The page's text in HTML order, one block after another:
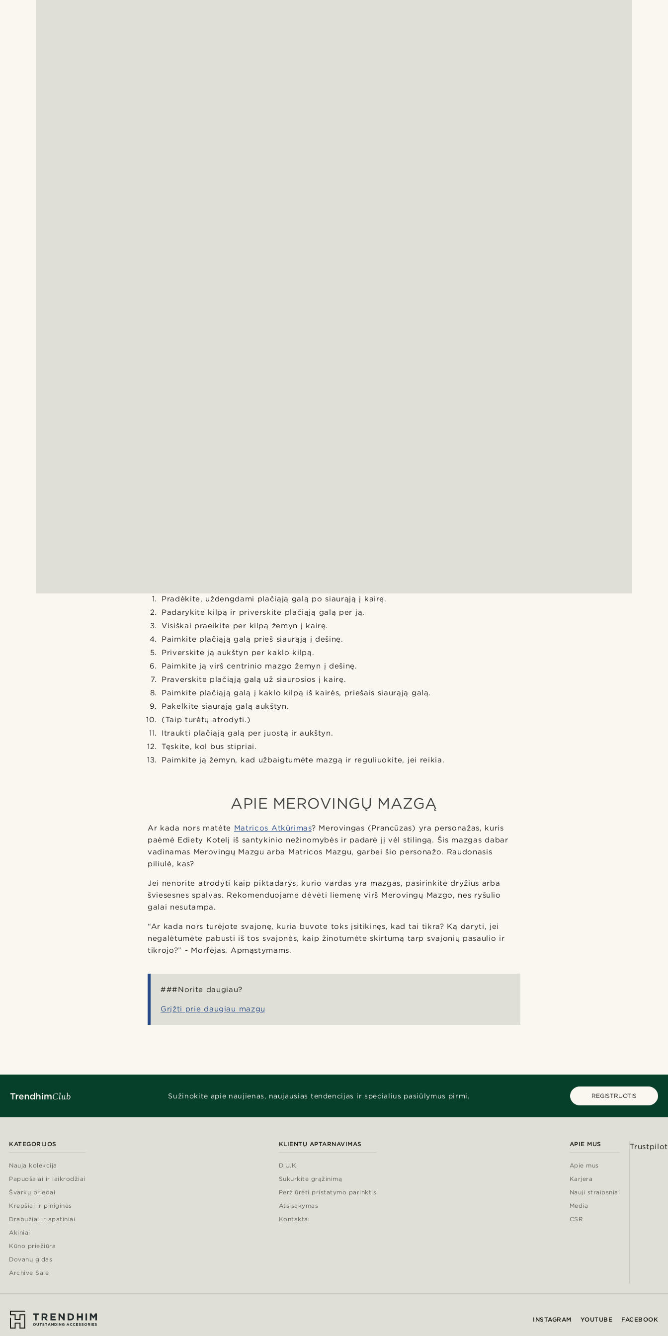
Pradėkite, uždengdami plačiąją galą po siaurąją į kairę.
Padarykite kilpą ir priverskite plačiąją galą per ją.
Visiškai praeikite per kilpą žemyn į kairę.
Paimkite plačiąją galą prieš siaurąją į dešinę.
Priverskite ją aukštyn per kaklo kilpą.
Paimkite ją virš centrinio mazgo žemyn į dešinę.
Praverskite plačiąją galą už siaurosios į kairę.
Paimkite plačiąją galą į kaklo kilpą iš kairės, priešais siaurąją galą.
Pakelkite siaurąją galą aukštyn.
(Taip turėtų atrodyti.)
Itraukti plačiąją galą per juostą ir aukštyn.
Tęskite, kol bus stipriai.
Paimkite ją žemyn, kad užbaigtumėte mazgą ir reguliuokite, jei reikia.
APIE MEROVINGŲ MAZGĄ
Ar kada nors matėte Matricos Atkūrimas? Merovingas (Prancūzas) yra personažas, kuris
paėmė Ediety Kotelį iš santykinio nežinomybės ir padarė jį vėl stilingą. Šis mazgas dabar
vadinamas Merovingų Mazgu arba Matricos Mazgu, garbei šio personažo. Raudonasis
piliulė, kas?
Jei nenorite atrodyti kaip piktadarys, kurio vardas yra mazgas, pasirinkite dryžius arba
šviesesnes spalvas. Rekomenduojame dėvėti liemenę virš Merovingų Mazgo, nes ryšulio
galai nesutampa.
“Ar kada nors turėjote svajonę, kuria buvote toks įsitikinęs, kad tai tikra? Ką daryti, jei
negalėtumėte pabusti iš tos svajonės, kaip žinotumėte skirtumą tarp svajonių pasaulio ir
tikrojo?” - Morfėjas. Apmąstymams.
###Norite daugiau?
Grįžti prie daugiau mazgų
Sužinokite apie naujienas, naujausias tendencijas ir specialius pasiūlymus pirmi. REGISTRUOTIS
KATEGORIJOS
Nauja kolekcija
Papuošalai ir laikrodžiai
Švarkų priedai
Krepšiai ir piniginės
Drabužiai ir apatiniai
Akiniai
Kūno priežiūra
Dovanų gidas
Archive Sale
KLIENTŲ APTARNAVIMAS
D.U.K.
Sukurkite grąžinimą
Peržiūrėti pristatymo parinktis
Atsisakymas
Kontaktai
APIE MUS
Apie mus
Karjera
Nauji straipsniai
Media
CSR
Trustpilot
INSTAGRAM YOUTUBE FACEBOOK